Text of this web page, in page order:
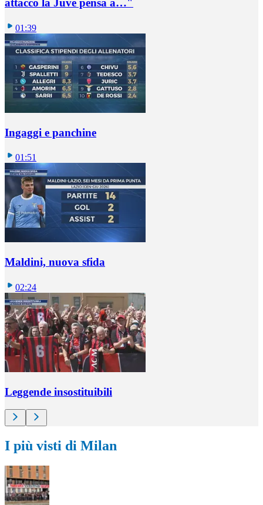
attacco la Juve pensa a…"
01:39
Ingaggi e panchine
01:51
Maldini, nuova sfida
02:24
Leggende insostituibili
I più visti di Milan